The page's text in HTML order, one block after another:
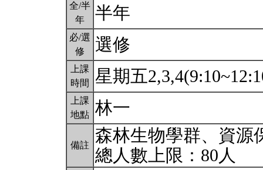
全/半
年
半年
必/選
修
選修
上課
時間
星期五
上課
地點 林一
備註
森林生物學群、資源
總人數上限：80人